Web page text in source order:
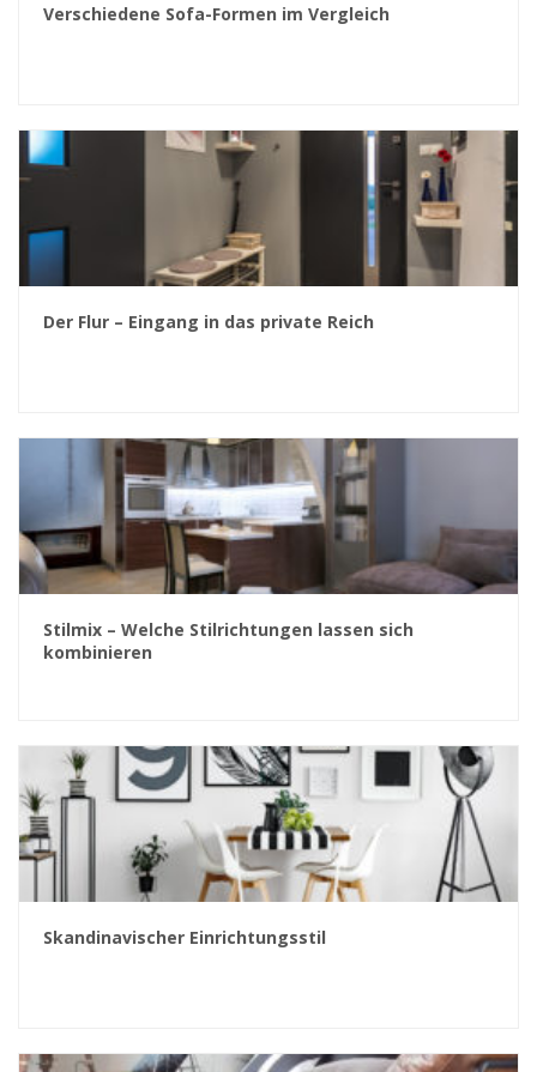
Verschiedene Sofa-Formen im Vergleich
Der Flur – Eingang in das private Reich
Stilmix – Welche Stilrichtungen lassen sich
kombinieren
Skandinavischer Einrichtungsstil